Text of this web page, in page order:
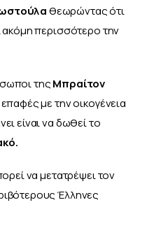
θεωρώντας ότι
ακόμη περισσότερο την
της Μπραίτον
με την οικογένεια
είναι να δωθεί το
να μετατρέψει τον
Έλληνες